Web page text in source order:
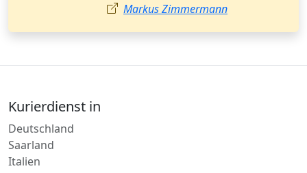
Ayşe Yılmaz
Kurierdienst in
Deutschland
Saarland
Italien